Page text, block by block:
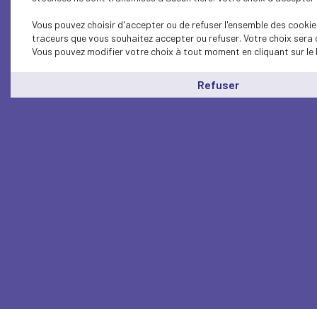
Vous pouvez choisir d'accepter ou de refuser l'ensemble des
traceurs que vous souhaitez accepter ou refuser. Votre choix
Vous pouvez modifier votre choix à tout moment en cliquant sur le
Refuser